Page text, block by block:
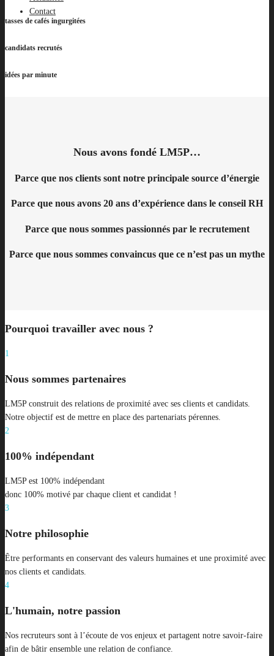
Contact
tasses de cafés ingurgitées
candidats recrutés
idées par minute
Nous avons fondé LM5P…
Parce que nos clients sont notre principale source d’énergie
Parce que nous avons 20 ans d’expérience dans le conseil RH
Parce que nous sommes passionnés par le recrutement
Parce que nous sommes convaincus que ce n’est pas un mythe
Pourquoi travailler avec nous ?
1
Nous sommes partenaires
LM5P construit des relations de proximité avec ses clients et candidats.
Notre objectif est de mettre en place des partenariats pérennes.
2
100% indépendant
LM5P est 100% indépendant
donc 100% motivé par chaque client et candidat !
3
Notre philosophie
Être performants en conservant des valeurs humaines et une proximité avec
nos clients et candidats.
4
L'humain, notre passion
Nos recruteurs sont à l’écoute de vos enjeux et partagent notre savoir-faire
afin de bâtir ensemble une relation de confiance.